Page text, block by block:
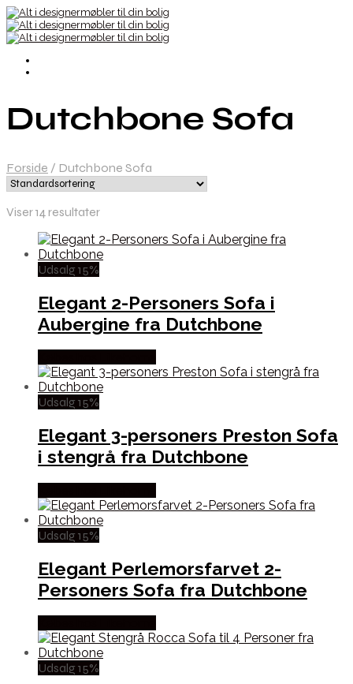
Dutchbone Sofa
Forside / Dutchbone Sofa
Viser 14 resultater
Udsalg 15%
Elegant 2-Personers Sofa i
Aubergine fra Dutchbone
Udsalg 15%
Elegant 3-personers Preston Sofa
i stengrå fra Dutchbone
Udsalg 15%
Elegant Perlemorsfarvet 2-
Personers Sofa fra Dutchbone
Udsalg 15%